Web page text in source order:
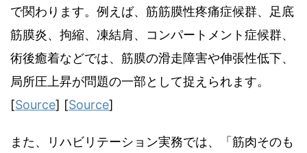
で関わります。例えば、筋筋膜性疼痛症候群、足底
筋膜炎、拘縮、凍結肩、コンパートメント症候群、
術後癒着などでは、筋膜の滑走障害や伸張性低下、
局所圧上昇が問題の一部として捉えられます。
[Source] [Source]
また、リハビリテーション実務では、「筋肉そのも